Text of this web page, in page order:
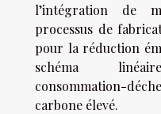
l’intégration de
processus de
pour la réduction
schéma
consommation-
carbone élevé.